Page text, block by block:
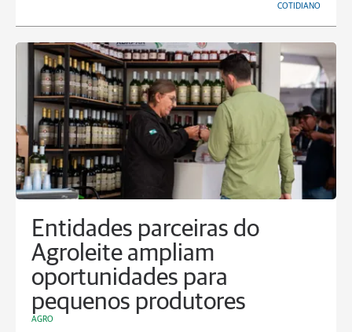
COTIDIANO
Entidades parceiras do
Agroleite ampliam
oportunidades para
pequenos produtores
AGRO